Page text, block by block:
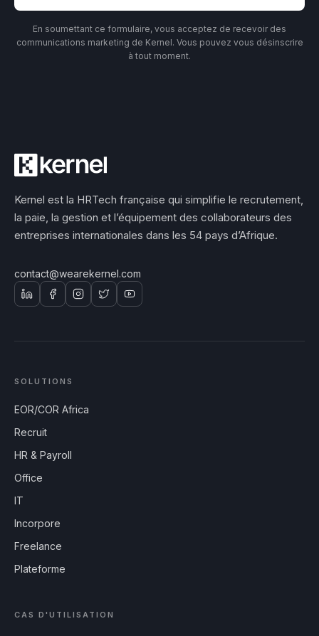
En soumettant ce formulaire, vous acceptez de recevoir des
communications marketing de Kernel. Vous pouvez vous désinscrire
à tout moment.
Kernel est la HRTech française qui simplifie le recrutement,
la paie, la gestion et l’équipement des collaborateurs des
entreprises internationales dans les 54 pays d’Afrique.
contact@wearekernel.com
SOLUTIONS
EOR/COR Africa
Recruit
HR & Payroll
Office
IT
Incorpore
Freelance
Plateforme
CAS D'UTILISATION